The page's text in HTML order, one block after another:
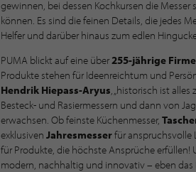
gewinnen, bei dessen Kochkursen die
können. Es sind die feinen Details, die jedes
Helfer und darüber hinaus zum edlen
PUMA blickt auf eine über 255-jährige
Produkte stehen für Ideenreichtum und
Hendrik Hiepass-Aryus , „historisch ist
Besteck- und Rasiermessern und dann von
erwachsen. Ob feinste Küchenmesser,
exklusiven Jahresmesserfür anspruchsvolle
für Produkte, die höchste Ansprüche erfüllen!
modern, nachhaltig und innovativ – eben das